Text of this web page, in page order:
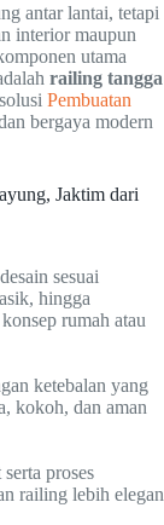
antar lantai, tetapi
interior maupun
utama
railing tangga
Pembuatan
bergaya modern
Jaktim dari
sesuai
hingga
rumah atau
ketebalan yang
kokoh, dan aman
proses
railing lebih elegan